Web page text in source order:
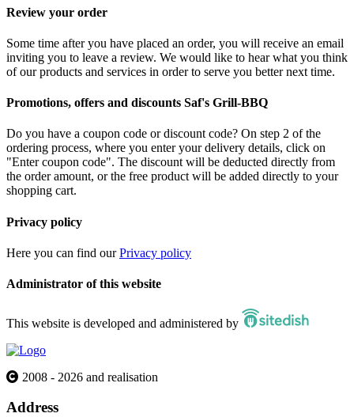
Review your order
Some time after you have placed an order, you will receive an email
inviting you to leave a review. We would like to hear what you think
of our products and services in order to serve you better next time.
Promotions, offers and discounts Saf's Grill-BBQ
Do you have a coupon code or discount code? On step 2 of the
ordering process, where you enter your delivery details, click on
"Enter coupon code". The discount will be deducted directly from
the order amount, or the free product will be added directly to your
shopping cart.
Privacy policy
Here you can find ourPrivacy policy
Administrator of this website
This website is developed and administered by
2008 - 2026 and realisation
Address